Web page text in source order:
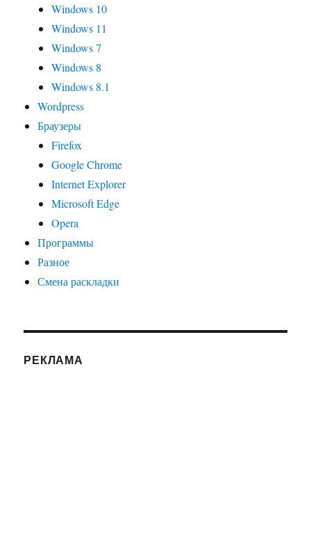
Windows 10
Windows 11
Windows 7
Windows 8
Windows 8.1
Wordpress
Браузеры
Firefox
Google Chrome
Internet Explorer
Microsoft Edge
Opera
Программы
Разное
Смена раскладки
РЕКЛАМА